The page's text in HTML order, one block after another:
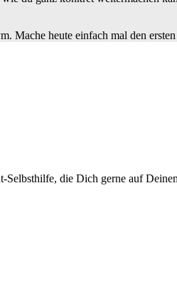
Mache heute einfach mal den
die Dich gerne auf